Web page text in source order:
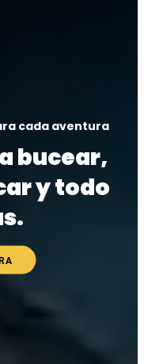
cada aventura
bucear,
y todo